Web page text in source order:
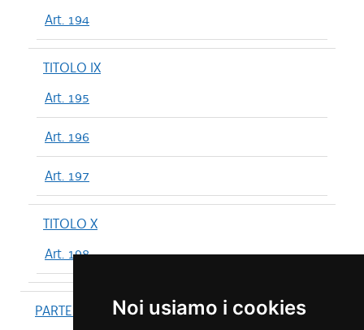
Noi usiamo i cookies
Art. 194
TITOLO IX
Art. 195
Art. 196
Art. 197
TITOLO X
Art. 198
PARTE IV